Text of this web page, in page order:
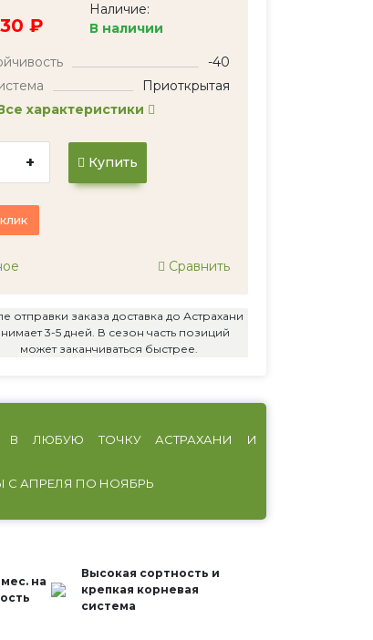
₽
Наличие:
В наличии
-40
Приоткрытая
характеристики
+ Купить
Сравнить
отправки заказа доставка до Астрахани
3-5 дней. В сезон часть позиций
может заканчиваться быстрее.
В ЛЮБУЮ ТОЧКУ АСТРАХАНИ И
С АПРЕЛЯ ПО НОЯБРЬ
на
Высокая сортность и
крепкая корневая
система